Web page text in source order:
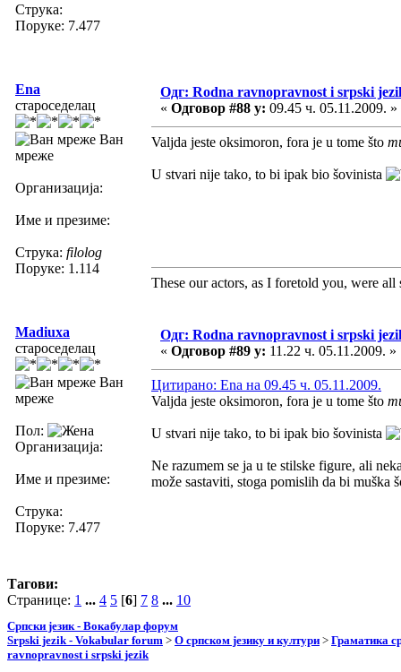
Струка:
Поруке: 7.477
Ena
староседелац
Ван
мреже
Организација:
Име и презиме:
Струка: filolog
Поруке: 1.114
Одг: Rodna ravnopravnost i srpski
« Одговор #88 у: 09.45 ч. 05.11.2009. »
Valjda jeste oksimoron, fora je u tome što
U stvari nije tako, to bi ipak bio šovinista
These our actors, as I foretold you, were
Madiuxa
староседелац
Ван
мреже
Пол:
Организација:
Име и презиме:
Струка:
Поруке: 7.477
Одг: Rodna ravnopravnost i srpski
« Одговор #89 у: 11.22 ч. 05.11.2009. »
Цитирано: Ena на 09.45 ч. 05.11.2009.
Valjda jeste oksimoron, fora je u tome što
U stvari nije tako, to bi ipak bio šovinista
Ne razumem se ja u te stilske figure, ali
može sastaviti, stoga pomislih da bi muška
Тагови:
Странице: 1 ... 4 5 [6] 7 8 ... 10
Српски језик - Вокабулар форум
Srpski jezik - Vokabular forum > О српском језику и култури > Граматика
ravnopravnost i srpski jezik